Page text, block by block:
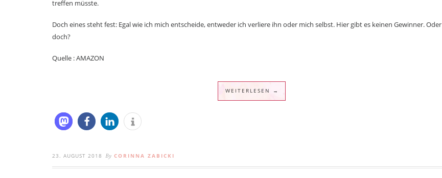
treffen müsste.
Doch eines steht fest: Egal wie ich mich entscheide, entweder ich verliere ihn oder mich selbst. Hier gibt es keinen Gewinner. Oder
doch?
Quelle : AMAZON
WEITERLESEN →
23. AUGUST 2018 By CORINNA ZABICKI